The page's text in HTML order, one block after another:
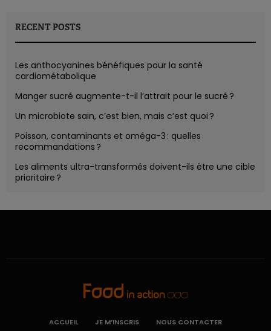
RECENT POSTS
Les anthocyanines bénéfiques pour la santé
cardiométabolique
Manger sucré augmente-t-il l’attrait pour le sucré ?
Un microbiote sain, c’est bien, mais c’est quoi ?
Poisson, contaminants et oméga-3 : quelles
recommandations ?
Les aliments ultra-transformés doivent-ils être une cible
prioritaire ?
ACCUEIL JE M’INSCRIS NOUS CONTACTER